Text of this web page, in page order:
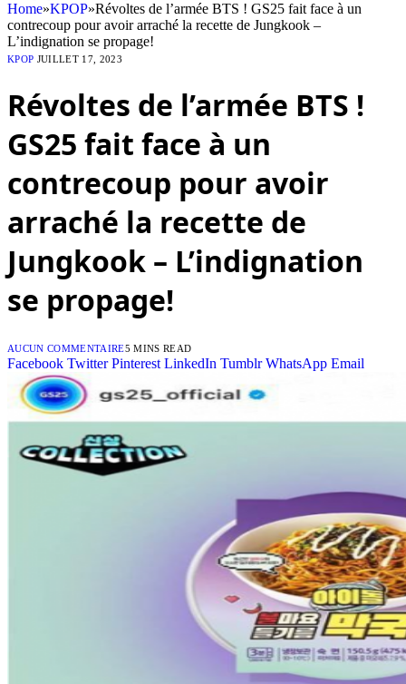
Home»KPOP»Révoltes de l’armée BTS ! GS25 fait face à un
contrecoup pour avoir arraché la recette de Jungkook –
L’indignation se propage!
KPOP JUILLET 17, 2023
Révoltes de l’armée BTS !
GS25 fait face à un
contrecoup pour avoir
arraché la recette de
Jungkook – L’indignation
se propage!
AUCUN COMMENTAIRE5 MINS READ
Facebook Twitter Pinterest LinkedIn Tumblr WhatsApp Email